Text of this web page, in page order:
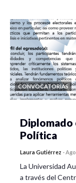
CONVOCATORIAS
Diplomado
Política
Laura Gutiérrez -Ago
La Universidad
a través del